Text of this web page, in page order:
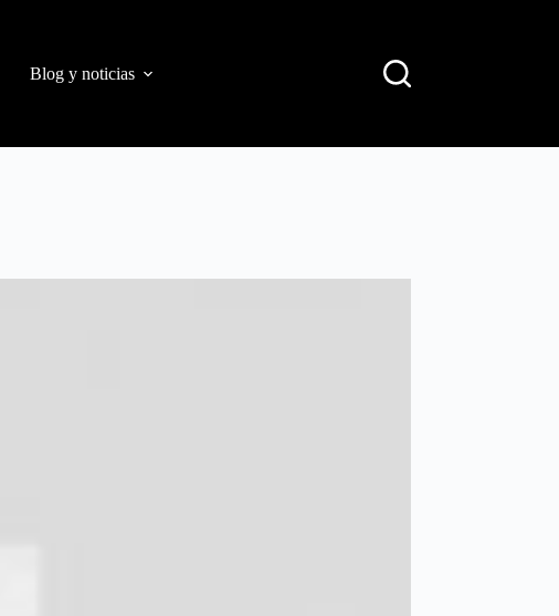
Blog y noticias